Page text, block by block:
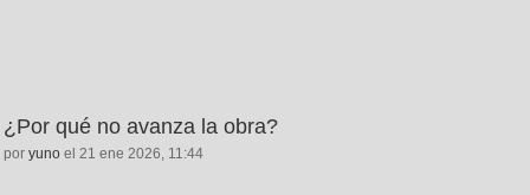
¿Por qué no avanza la obra?
por yuno el 21 ene 2026, 11:44